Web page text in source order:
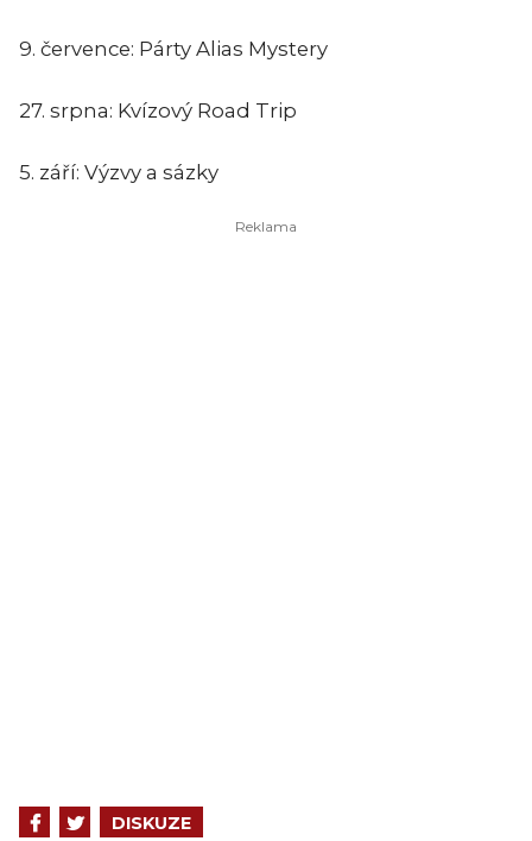
9. července: Párty Alias Mystery
27. srpna: Kvízový Road Trip
5. září: Výzvy a sázky
DISKUZE